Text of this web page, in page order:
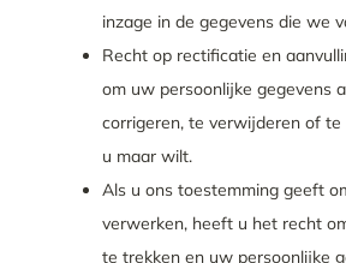
inzage in de gegevens die we
Recht op rectificatie en
om uw persoonlijke gegevens
corrigeren, te verwijderen of
u maar wilt.
Als u ons toestemming geeft
verwerken, heeft u het recht
te trekken en uw persoonlijke